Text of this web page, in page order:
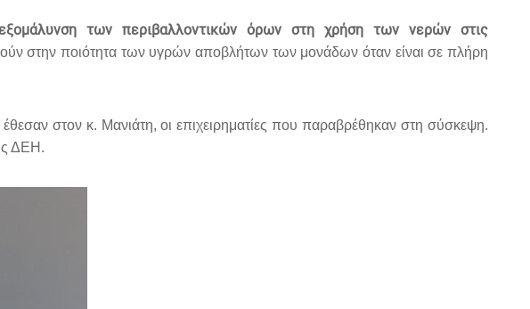
των περιβαλλοντικών όρων στη χρήση των νερών στις
στην ποιότητα των υγρών αποβλήτων των μονάδων όταν είναι σε πλήρη
στον κ. Μανιάτη, οι επιχειρηματίες που παραβρέθηκαν στη σύσκεψη.
ΔΕΗ.